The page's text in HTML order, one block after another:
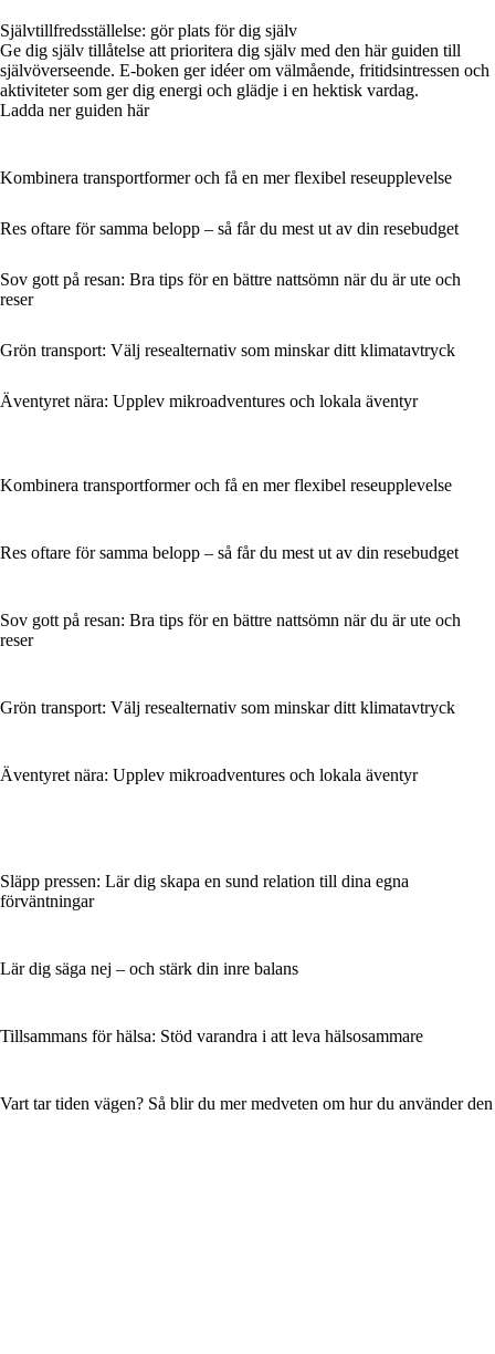
Självtillfredsställelse: gör plats för dig själv
Ge dig själv tillåtelse att prioritera dig själv med den här guiden till
självöverseende. E-boken ger idéer om välmående, fritidsintressen och
aktiviteter som ger dig energi och glädje i en hektisk vardag.
Ladda ner guiden här
Kombinera transportformer och få en mer flexibel reseupplevelse
Res oftare för samma belopp – så får du mest ut av din resebudget
Sov gott på resan: Bra tips för en bättre nattsömn när du är ute och
reser
Grön transport: Välj resealternativ som minskar ditt klimatavtryck
Äventyret nära: Upplev mikroadventures och lokala äventyr
Kombinera transportformer och få en mer flexibel reseupplevelse
Res oftare för samma belopp – så får du mest ut av din resebudget
Sov gott på resan: Bra tips för en bättre nattsömn när du är ute och
reser
Grön transport: Välj resealternativ som minskar ditt klimatavtryck
Äventyret nära: Upplev mikroadventures och lokala äventyr
Släpp pressen: Lär dig skapa en sund relation till dina egna
förväntningar
Lär dig säga nej – och stärk din inre balans
Tillsammans för hälsa: Stöd varandra i att leva hälsosammare
Vart tar tiden vägen? Så blir du mer medveten om hur du använder den